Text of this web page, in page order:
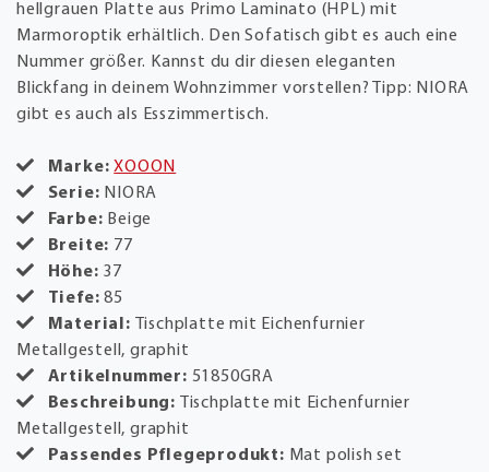
hellgrauen Platte aus Primo Laminato (HPL) mit
Marmoroptik erhältlich. Den Sofatisch gibt es auch eine
Nummer größer. Kannst du dir diesen eleganten
Blickfang in deinem Wohnzimmer vorstellen? Tipp: NIORA
gibt es auch als Esszimmertisch.
Marke: XOOON
Serie: NIORA
Farbe: Beige
Breite: 77
Höhe: 37
Tiefe:85
Material: Tischplatte mit Eichenfurnier
Metallgestell, graphit
Artikelnummer: 51850GRA
Beschreibung: Tischplatte mit Eichenfurnier
Metallgestell, graphit
Passendes Pflegeprodukt: Mat polish set